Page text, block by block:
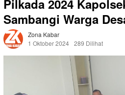
Pilkada 2024
Sambangi Warga
Zona Kabar
1 Oktober 2024 289 Dilihat